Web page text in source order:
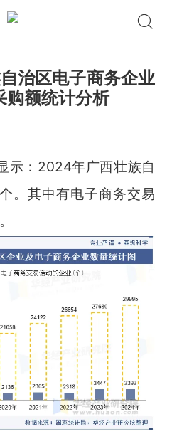
治区电子商务企业
购额统计分析
示：2024年广西壮族自
。其中有电子商务交易